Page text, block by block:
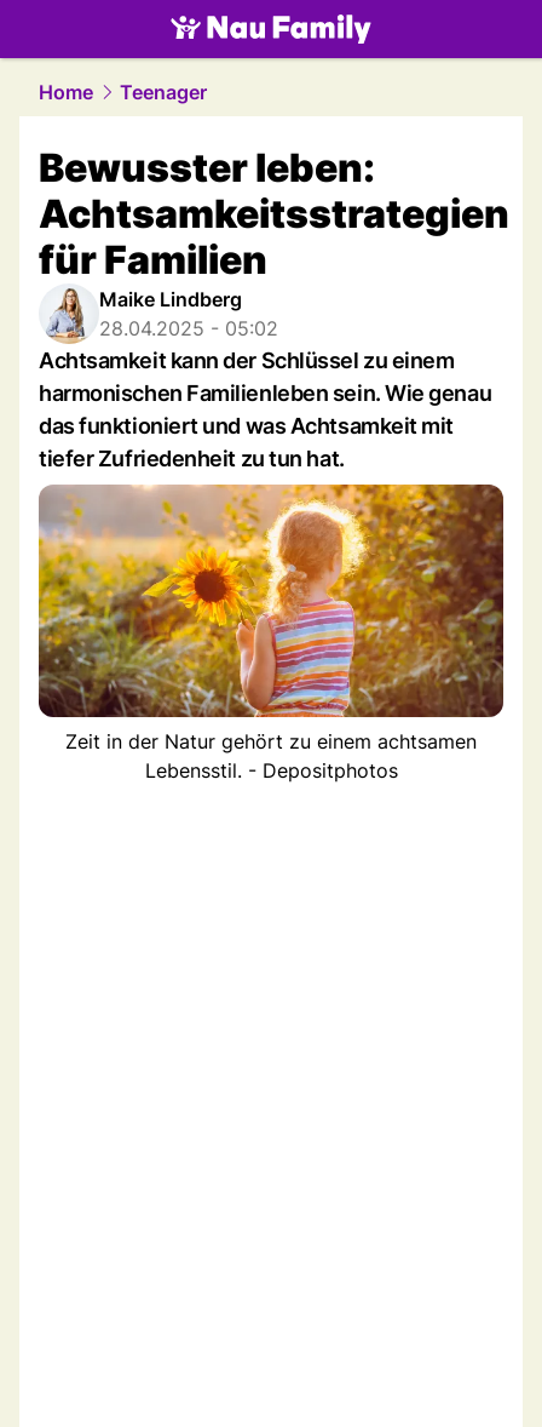
family.NAU.ch
Home Teenager
Bewusster leben:
Achtsamkeitsstrategien
für Familien
Maike Lindberg
28.04.2025 - 05:02
Achtsamkeit kann der Schlüssel zu einem
harmonischen Familienleben sein. Wie genau
das funktioniert und was Achtsamkeit mit
tiefer Zufriedenheit zu tun hat.
Zeit in der Natur gehört zu einem achtsamen
Lebensstil. - Depositphotos